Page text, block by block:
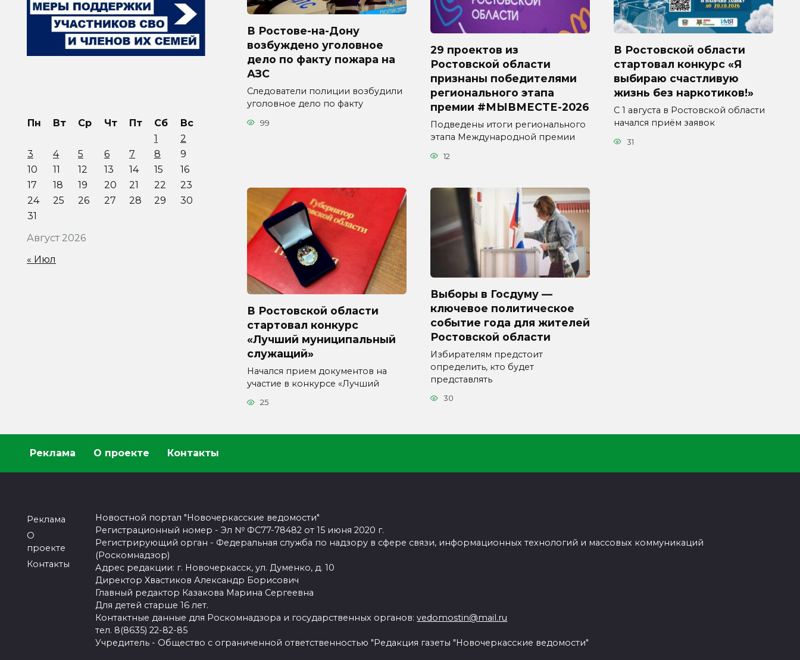
В Ростове-на-Дону
возбуждено уголовное
дело по факту пожара на
АЗС
Следователи полиции возбудили
уголовное дело по факту
99
29 проектов из
Ростовской области
признаны победителями
регионального этапа
премии #МЫВМЕСТЕ-2026
Подведены итоги регионального
этапа Международной премии
12
В Ростовской области
стартовал конкурс «Я
выбираю счастливую
жизнь без наркотиков!»
С 1 августа в Ростовской области
начался приём заявок
31
В Ростовской области
стартовал конкурс
«Лучший муниципальный
служащий»
Начался прием документов на
участие в конкурсе «Лучший
25
Выборы в Госдуму —
ключевое политическое
событие года для жителей
Ростовской области
Избирателям предстоит
определить, кто будет
представлять
30
Август 2026
Пн Вт Ср Чт Пт Сб
Вс
1
2
3
4 5 6 7 8
9
10
11 12 13 14 15
16
17
18 19 20 21 22
23
24
25 26 27 28 29
30
31
« Июл
Реклама О проекте Контакты
Реклама
О
проекте
Контакты
Новостной портал "Новочеркасские ведомости"
Регистрационный номер - Эл № ФС77-78482 от 15 июня 2020 г.
Регистрирующий орган - Федеральная служба по надзору в сфере связи, информационных технологий и массовых коммуникаций
(Роскомнадзор)
Адрес редакции: г. Новочеркасск, ул. Думенко, д. 10
Директор Хвастиков Александр Борисович
Главный редактор Казакова Марина Сергеевна
Для детей старше 16 лет.
Контактные данные для Роскомнадзора и государственных органов:vedomostin@mail.ru
тел. 8(8635) 22-82-85
Учредитель - Общество с ограниченной ответственностью "Редакция газеты "Новочеркасские ведомости"